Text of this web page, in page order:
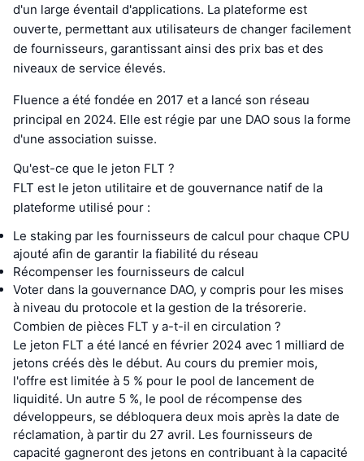
d'un large éventail d'applications. La plateforme est
ouverte, permettant aux utilisateurs de changer facilement
de fournisseurs, garantissant ainsi des prix bas et des
niveaux de service élevés.
Fluence a été fondée en 2017 et a lancé son réseau
principal en 2024. Elle est régie par une DAO sous la forme
d'une association suisse.
Qu'est-ce que le jeton FLT ?
FLT est le jeton utilitaire et de gouvernance natif de la
plateforme utilisé pour :
Le staking par les fournisseurs de calcul pour chaque CPU
ajouté afin de garantir la fiabilité du réseau
Récompenser les fournisseurs de calcul
Voter dans la gouvernance DAO, y compris pour les mises
à niveau du protocole et la gestion de la trésorerie.
Combien de pièces FLT y a-t-il en circulation ?
Le jeton FLT a été lancé en février 2024 avec 1 milliard de
jetons créés dès le début. Au cours du premier mois,
l'offre est limitée à 5 % pour le pool de lancement de
liquidité. Un autre 5 %, le pool de récompense des
développeurs, se débloquera deux mois après la date de
réclamation, à partir du 27 avril. Les fournisseurs de
capacité gagneront des jetons en contribuant à la capacité